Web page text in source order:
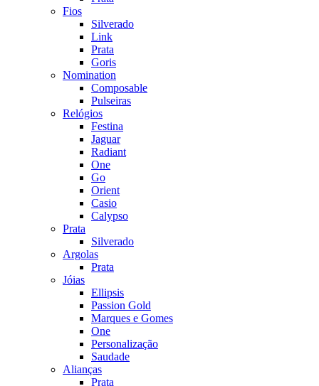
Fios
Silverado
Link
Prata
Goris
Nomination
Composable
Pulseiras
Relógios
Festina
Jaguar
Radiant
One
Go
Orient
Casio
Calypso
Prata
Silverado
Argolas
Prata
Jóias
Ellipsis
Passion Gold
Marques e Gomes
One
Personalização
Saudade
Alianças
Prata